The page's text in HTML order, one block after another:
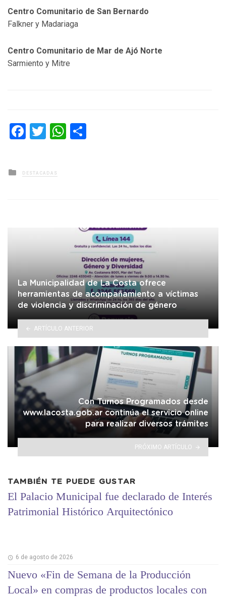
Centro Comunitario de San Bernardo
Falkner y Madariaga
Centro Comunitario de Mar de Ajó Norte
Sarmiento y Mitre
Facebook
TwitterWhatsApp
Posted
in
DESTACADAS
La Municipalidad de La Costa ofrece
herramientas de acompañamiento a víctimas
de violencia y discriminación de género
ARTÍCULO ANTERIOR
Con Turnos Programados desde
www.lacosta.gob.ar continúa el servicio online
para realizar diversos trámites
PRÓXIMO ARTÍCULO
TAMBIÉN TE PUEDE GUSTAR
El Palacio Municipal fue declarado de Interés
Patrimonial Histórico Arquitectónico
6 de agosto de 2026
Nuevo «Fin de Semana de la Producción
Local» en compras de productos locales con